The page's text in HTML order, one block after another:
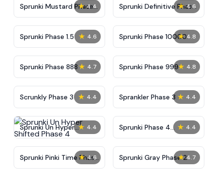
★ 4.4
Sprunki Mustard Phase
2
★ 4.6
Sprunki Definitive Phase
7
★ 4.6
Sprunki Phase 1.5 ★ 4.8
Sprunki Phase 10000
★ 4.7
Sprunki Phase 888 ★ 4.8
Sprunki Phase 999
★ 4.4
Scrunkly Phase 3 ★ 4.4
Sprankler Phase 3
★ 4.4
Sprunki Un Hyper
Shifted Phase 4
★ 4.4
Sprunki Phase 4
Alternate Edition
★ 4.6
Sprunki Pinki Time Phase
3
★ 4.7
Sprunki Gray Phase 2